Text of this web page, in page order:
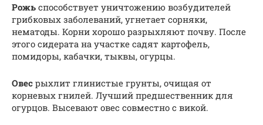
Рожь способствует уничтожению возбудителей
грибковых заболеваний, угнетает сорняки,
нематоды. Корни хорошо разрыхляют почву. После
этого сидерата на участке садят картофель,
помидоры, кабачки, тыквы, огурцы.
Овес рыхлит глинистые грунты, очищая от
корневых гнилей. Лучший предшественник для
огурцов. Высевают овес совместно с викой.